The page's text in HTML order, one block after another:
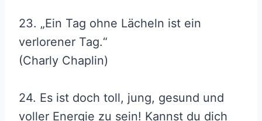
23. „Ein Tag ohne Lächeln ist ein
verlorener Tag.“
(Charly Chaplin)
24. Es ist doch toll, jung, gesund und
voller Energie zu sein! Kannst du dich